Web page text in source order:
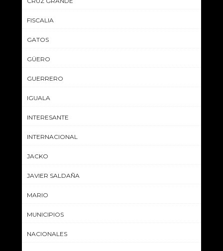
FISCALIA
GATOS
GÜERO
GUERRERO
IGUALA
INTERESANTE
INTERNACIONAL
JACKO
JAVIER SALDAÑA
MARIO
MUNICIPIOS
NACIONALES